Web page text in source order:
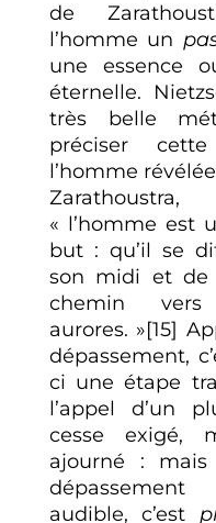
de
l’homme un
une essence
éternelle.
très belle
préciser
l’homme
« l’homme est
but : qu’il se
son midi et de
chemin
aurores. »[15]
dépassement,
ci une étape
l’appel d’un
cesse exigé,
ajourné :
audible, c’est